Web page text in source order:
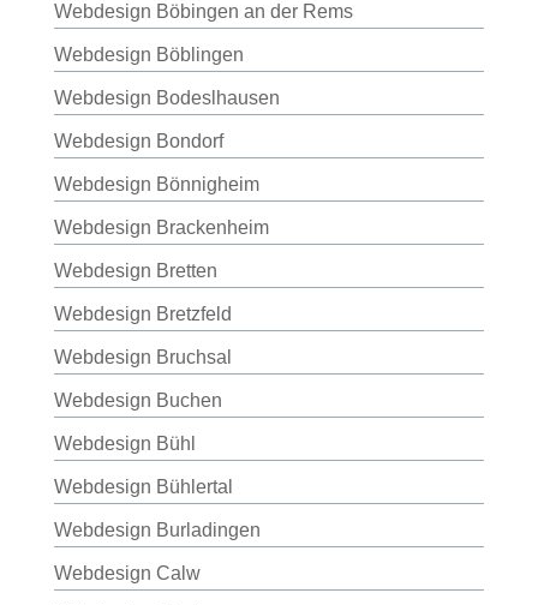
Webdesign Böbingen an der Rems
Webdesign Böblingen
Webdesign Bodeslhausen
Webdesign Bondorf
Webdesign Bönnigheim
Webdesign Brackenheim
Webdesign Bretten
Webdesign Bretzfeld
Webdesign Bruchsal
Webdesign Buchen
Webdesign Bühl
Webdesign Bühlertal
Webdesign Burladingen
Webdesign Calw